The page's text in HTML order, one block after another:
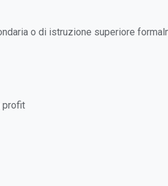
o di istruzione superiore
profit